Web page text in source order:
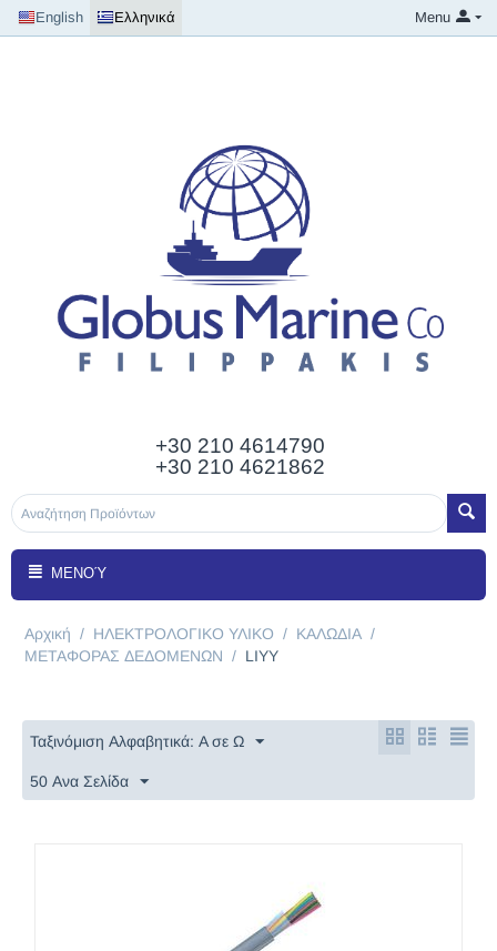
English Ελληνικά Menu
+30 210 4614790
+30 210 4621862
ΜΕΝΟΎ
Αρχική / ΗΛΕΚΤΡΟΛΟΓΙΚΟ ΥΛΙΚΟ / ΚΑΛΩΔΙΑ /
ΜΕΤΑΦΟΡΑΣ ΔΕΔΟΜΕΝΩΝ / LIYY
Ταξινόμιση Αλφαβητικά: A σε Ω
50 Ανα Σελίδα